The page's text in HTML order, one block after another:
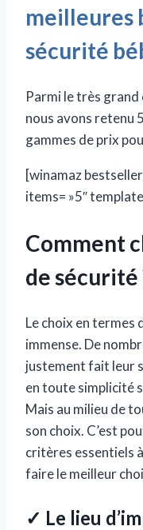
meilleures
sécurité
Parmi le très
nous avons retenu
gammes de prix
[winamaz
items= »5″
Comment
de sécurité
Le choix en termes
immense. De
justement fait leur
en toute simplicité
Mais au milieu de
son choix. C’est
critères essentiels
faire le meilleur
✓ Le lieu